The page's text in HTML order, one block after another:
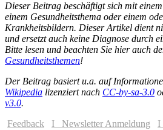
Dieser Beitrag beschäftigt sich mit
einem Gesundheitsthema oder einem
Krankheitsbildern. Dieser Artikel dient
und ersetzt auch keine Diagnose durch
Bitte lesen und beachten Sie hier auch
Gesundheitsthemen!
Der Beitrag basiert u.a. auf
Wikipedia lizenziert nach CC-by-sa-3.0
v3.0.
Feedback
I Newsletter Anmeldung I